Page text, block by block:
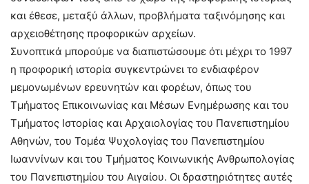
και έθεσε, μεταξύ άλλων, προβλήματα ταξινόμησης και
αρχειοθέτησης προφορικών αρχείων.
Συνοπτικά μπορούμε να διαπιστώσουμε ότι μέχρι το 1997
η προφορική ιστορία συγκεντρώνει το ενδιαφέρον
μεμονωμένων ερευνητών και φορέων, όπως του
Τμήματος Επικοινωνίας και Μέσων Ενημέρωσης και του
Τμήματος Ιστορίας και Αρχαιολογίας του Πανεπιστημίου
Αθηνών, του Τομέα Ψυχολογίας του Πανεπιστημίου
Ιωαννίνων και του Τμήματος Κοινωνικής Ανθρωπολογίας
του Πανεπιστημίου του Αιγαίου. Οι δραστηριότητες αυτές